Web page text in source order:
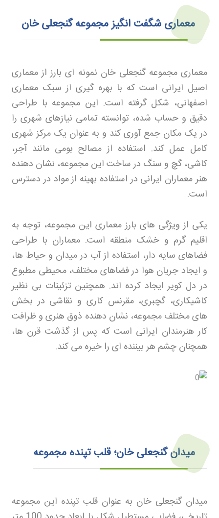
معماری شگفت انگیز مجموعه گنجعلی خان
معماری مجموعه گنجعلی خان نمونه ای بارز از معماری
اصیل ایرانی است که با بهره گیری از سبک معماری
اصفهانی، شکل گرفته است. این مجموعه با طراحی
دقیق و حساب شده، توانسته تمامی نیازهای شهری را
در یک مکان جمع آوری کند و به عنوان یک مرکز شهری
کامل عمل کند. استفاده از مصالح بومی مانند آجر،
کاشی، گچ و سنگ در ساخت این مجموعه، نشان دهنده
هنر معماران ایرانی در استفاده بهینه از مواد در دسترس
است.
یکی از ویژگی های بارز معماری این مجموعه، توجه به
اقلیم گرم و خشک منطقه است. معماران با طراحی
فضاهای سایه دار، استفاده از آب در میدان و حیاط ها،
و ایجاد جریان هوا در فضاهای مختلف، محیطی مطبوع
در دل کویر ایجاد کرده اند. همچنین تزئینات بی نظیر
کاشیکاری، گچبری، مقرنس کاری و نقاشی در بخش
های مختلف مجموعه، نشان دهنده ذوق هنری و ظرافت
کار هنرمندان ایرانی است که پس از گذشت قرن ها،
همچنان چشم هر بیننده ای را خیره می کند.
میدان گنجعلی خان؛ قلب تپنده مجموعه
میدان گنجعلی خان به عنوان قلب تپنده این مجموعه